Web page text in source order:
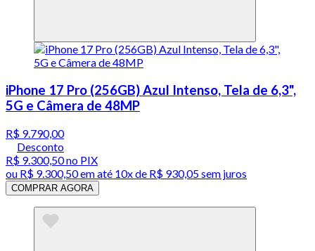
iPhone 17 Pro (256GB) Azul Intenso, Tela de 6,3",
5G e Câmera de 48MP
R$ 9.790,00
Desconto
R$ 9.300,50no PIX
ou R$ 9.300,50em até 10x de R$ 930,05 sem juros
COMPRAR AGORA